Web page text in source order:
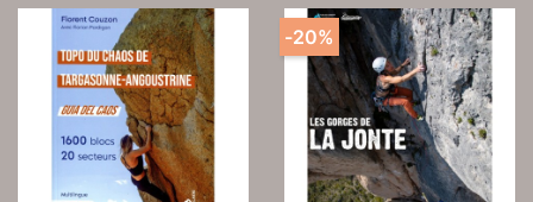
-20%